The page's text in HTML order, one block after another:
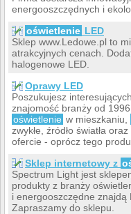
energooszczędnych i
oświetlenie LED
Sklep www.Ledowe.pl to
atrakcyjnych cenach.
halogenowe LED.
Oprawy LED
Poszukujesz
znajomość branży od
oświetlenie w mieszkaniu,
zwykłe, źródło światła
ofercie - oprócz tego
Sklep internetowy z
Spectrum Light jest
produkty z branży
i energooszczędne
Zapraszamy do sklepu.